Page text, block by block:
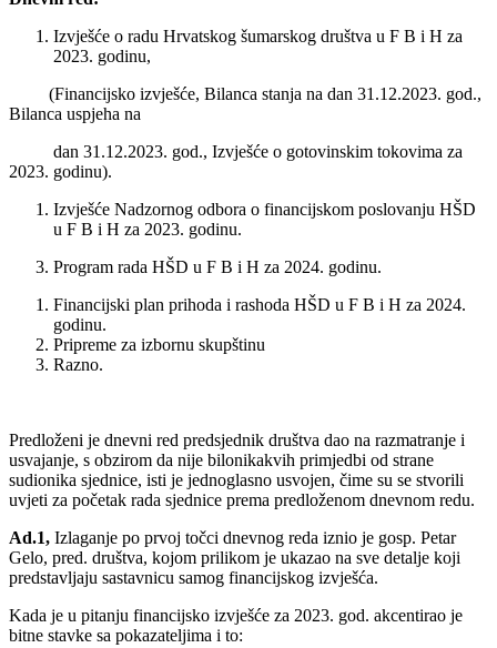
Izvješće o radu Hrvatskog šumarskog društva u F B i H za
2023. godinu,
(Financijsko izvješće, Bilanca stanja na dan 31.12.2023. god.,
Bilanca uspjeha na
dan 31.12.2023. god., Izvješće o gotovinskim tokovima za
2023. godinu).
Izvješće Nadzornog odbora o financijskom poslovanju HŠD
u F B i H za 2023. godinu.
Program rada HŠD u F B i H za 2024. godinu.
Financijski plan prihoda i rashoda HŠD u F B i H za 2024.
godinu.
Pripreme za izbornu skupštinu
Razno.
Predloženi je dnevni red predsjednik društva dao na razmatranje i
usvajanje, s obzirom da nije bilonikakvih primjedbi od strane
sudionika sjednice, isti je jednoglasno usvojen, čime su se stvorili
uvjeti za početak rada sjednice prema predloženom dnevnom redu.
Ad.1, Izlaganje po prvoj točci dnevnog reda iznio je gosp. Petar
Gelo, pred. društva, kojom prilikom je ukazao na sve detalje koji
predstavljaju sastavnicu samog financijskog izvješća.
Kada je u pitanju financijsko izvješće za 2023. god. akcentirao je
bitne stavke sa pokazateljima i to: